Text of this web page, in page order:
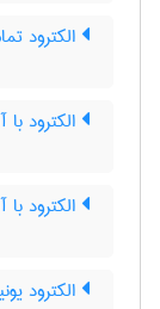
الکترود
الکترود با
الکترود با
الکترود